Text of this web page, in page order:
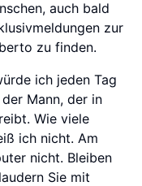
auch bald
zur
zu finden.
ich jeden Tag
Mann, der in
Wie viele
ich nicht. Am
nicht. Bleiben
Sie mit